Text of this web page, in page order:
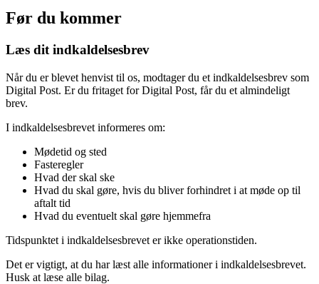
Før du kommer
Læs dit indkaldelsesbrev
Når du er blevet henvist til os, modtager du et indkaldelsesbrev som
Digital Post. Er du fritaget for Digital Post, får du et almindeligt
brev.
I indkaldelsesbrevet informeres om:
Mødetid og sted
Fasteregler
Hvad der skal ske
Hvad du skal gøre, hvis du bliver forhindret i at møde op til
aftalt tid
Hvad du eventuelt skal gøre hjemmefra
Tidspunktet i indkaldelsesbrevet er ikke operationstiden.
Det er vigtigt, at du har læst alle informationer i indkaldelsesbrevet.
Husk at læse alle bilag.